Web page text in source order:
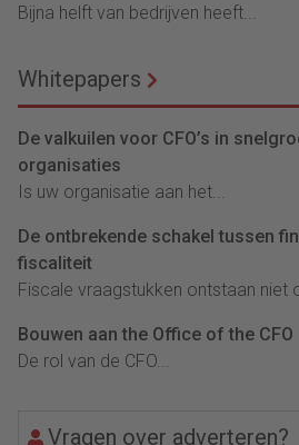
Bijna helft van bedrijven heeft...
Whitepapers
De valkuilen voor CFO’s in
organisaties
Is uw organisatie aan het...
De ontbrekende schakel tussen
fiscaliteit
Fiscale vraagstukken ontstaan niet
Bouwen aan the Office of the CFO
De rol van de CFO...
Vragen over adverteren?